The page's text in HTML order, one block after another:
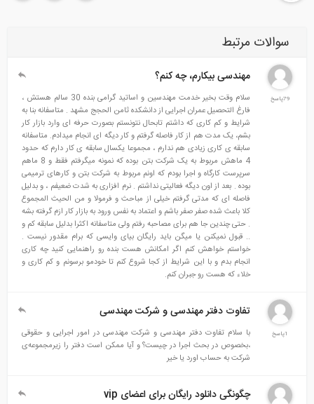
سوالات مرتبط
79پاسخ
مهندسی بیکارم، چه کنم؟
سلام وقت بخیر خدمت مهندسین و اساتید گرامی بنده 30 سالم هستش ،
فارغ التحصیل عمران اجرایی از دانشکده ثامن الحجج مشهد . متاسفانه بنا به
شرایط و کم کاری که داشتم تابحال نتونستم بصورت حرفه ای وارد بازار کار
بشم، یک مدت هم از کار فاصله گرفتم و کار دیگه ای انجام میدادم. متاسفانه
سابقه ی کاری زیادی هم ندارم ، مجموعا یکسال سابقه ی کار دارم که حدود
4 ماهش مربوط به یک شرکت بتن بوده که نمونه میگرفتم فقط و 8 ماهم
سرپرست کارگاه و اجرا بودم که اونم مربوط به شرکت بتن و کارهای ترمیمی
بوده . بعد از اون دیگه فعالیتی نداشتم . نرم افزاری به شدت ضعیفم ، و بدلیل
فاصله ای که مدتی گرفتم خیلی از مباحث و فرمولا و من الحیث المجموع
کلا باعث شده صفر صفر باشم و اعتماد به نفس ورود به بازار کار ازم گرفته بشه
. حتی چندین جا هم برای مصاحبه رفتم ولی متاسفانه اکثرا بدلیل سابقه کم و
.. قبول نمیکنن یا میگن باید رایگان بیای وایسی که برام مقدور نیست .
خواستم خواهش کنم اگر امکانش هست بنده رو راهنمایی کنید چه کاری
انجام بدم و با این شرایط از کجا شروع کنم تا خودمو برسونم و کم کاری و
خلاء که هست رو جبران کنم.
تفاوت دفتر مهندسی و شرکت مهندسی
با سلام تفاوت دفتر مهندسی و شرکت مهندسی در امور اجرایی و حقوقی
،بخصوص در بحث اجرا در چیست؟ و آیا ممکن است دفتر را زیرمجموعه‌ی
شرکت به حساب اورد یا خیر
چگونگی دانلود رایگان برای اعضای vip